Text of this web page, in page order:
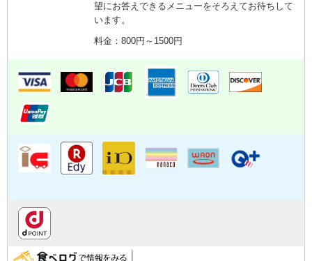
望にお答えできるメニューをそろえてお待ちして
います。
料金：800円～1500円